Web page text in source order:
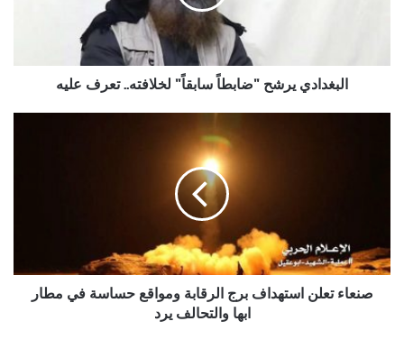
البغدادي يرشح "ضابطاً سابقاً" لخلافته.. تعرف عليه
في
مطار
صنعاء تعلن استهداف برج الرقابة ومواقع حساسة في مطار
ابها والتحالف يرد